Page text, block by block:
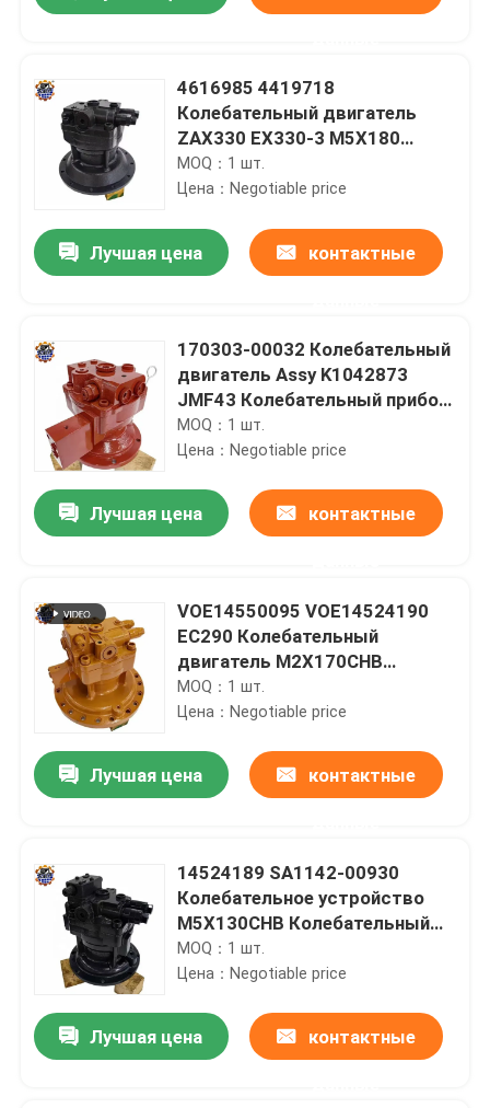
4616985 4419718
Колебательный двигатель
ZAX330 EX330-3 M5X180
Колебательный прибор для
Hitachi
MOQ：1 шт.
Цена：Negotiable price
Лучшая цена контактные
170303-00032 Колебательный
двигатель Assy K1042873
JMF43 Колебательный прибор
для DH80 R80-7
MOQ：1 шт.
Цена：Negotiable price
Лучшая цена контактные
VOE14550095 VOE14524190
EC290 Колебательный
двигатель M2X170CHB
M2X170 Колебательное
устройство
MOQ：1 шт.
Цена：Negotiable price
Лучшая цена контактные
14524189 SA1142-00930
Колебательное устройство
M5X130CHB Колебательный
двигатель для экскаватора
EC210B
MOQ：1 шт.
Цена：Negotiable price
Лучшая цена контактные